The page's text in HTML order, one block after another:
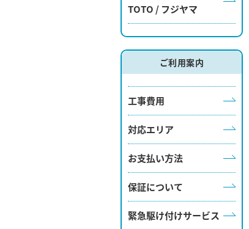
TOTO / フジヤマ
ご利用案内
工事費用
対応エリア
お支払い方法
保証について
緊急駆け付けサービス